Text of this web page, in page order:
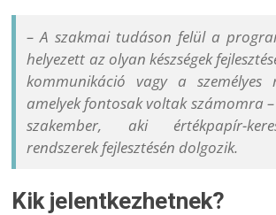
– A szakmai tudáson felül a
helyezett az olyan készségek
kommunikáció vagy a személyes
amelyek fontosak voltak számomra
szakember, aki értékpapír-
rendszerek fejlesztésén dolgozik.
Kik jelentkezhetnek?